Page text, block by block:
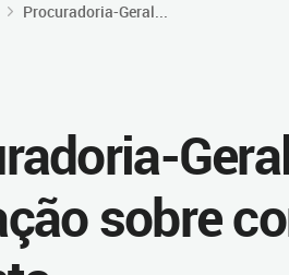
Procuradoria-Geral...
sobre